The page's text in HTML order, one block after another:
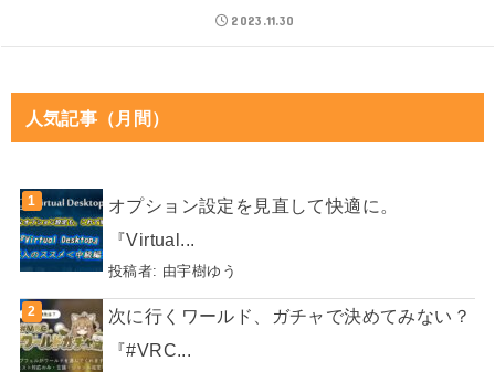
2023.11.30
人気記事（月間）
オプション設定を見直して快適に。
『Virtual...
投稿者: 由宇樹ゆう
次に行くワールド、ガチャで決めてみない？
『#VRC...